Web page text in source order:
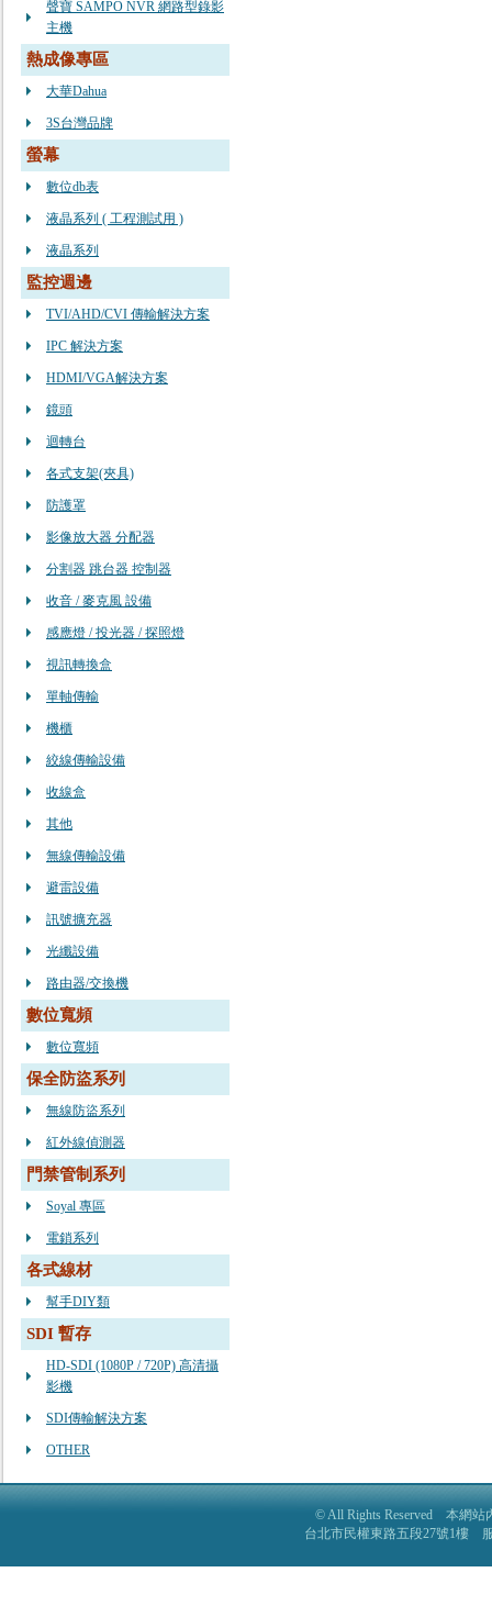
聲寶 SAMPO NVR 網路型錄影
主機
熱成像專區
大華Dahua
3S台灣品牌
螢幕
數位db表
液晶系列 ( 工程測試用 )
液晶系列
監控週邊
TVI/AHD/CVI 傳輸解決方案
IPC 解決方案
HDMI/VGA解決方案
鏡頭
迴轉台
各式支架(夾具)
防護罩
影像放大器 分配器
分割器 跳台器 控制器
收音 / 麥克風 設備
感應燈 / 投光器 / 探照燈
視訊轉換盒
單軸傳輸
機櫃
絞線傳輸設備
收線盒
其他
無線傳輸設備
避雷設備
訊號擴充器
光纖設備
路由器/交換機
數位寬頻
數位寬頻
保全防盜系列
無線防盜系列
紅外線偵測器
門禁管制系列
Soyal 專區
電鎖系列
各式線材
幫手DIY類
SDI 暫存
HD-SDI (1080P / 720P) 高清攝
影機
SDI傳輸解決方案
OTHER
© All Rights Reserved 本網站
台北市民權東路五段27號1樓